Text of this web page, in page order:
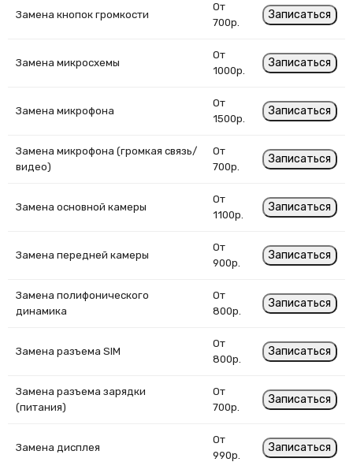
Замена кнопок громкости
От
700р.
Записаться
Замена микросхемы
От
1000р.
Записаться
Замена микрофона
От
1500р.
Записаться
Замена микрофона (громкая связь/
видео)
От
700р.
Записаться
Замена основной камеры
От
1100р.
Записаться
Замена передней камеры
От
900р.
Записаться
Замена полифонического
динамика
От
800р.
Записаться
Замена разъема SIM
От
800р.
Записаться
Замена разъема зарядки
(питания)
От
700р.
Записаться
Замена дисплея
От
990р.
Записаться